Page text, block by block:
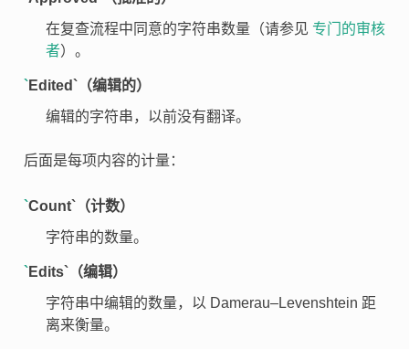
在复查流程中同意的字符串数量（请参见 专门的审核
者）。
`Edited`（编辑的）
编辑的字符串，以前没有翻译。
后面是每项内容的计量：
`Count`（计数）
字符串的数量。
`Edits`（编辑）
字符串中编辑的数量，以 Damerau–Levenshtein 距
离来衡量。